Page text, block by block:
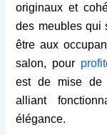
originaux et
des meubles qui
être aux
salon, pour
est de mise de
alliant
élégance.